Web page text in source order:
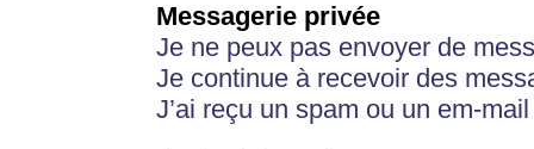
Messagerie privée
Je ne peux pas envoyer de
Je continue à recevoir des
J’ai reçu un spam ou un em-